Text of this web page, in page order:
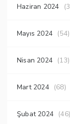
Haziran 2024
Mayıs 2024 (54)
Nisan 2024 (13)
Mart 2024 (68)
Şubat 2024 (46)